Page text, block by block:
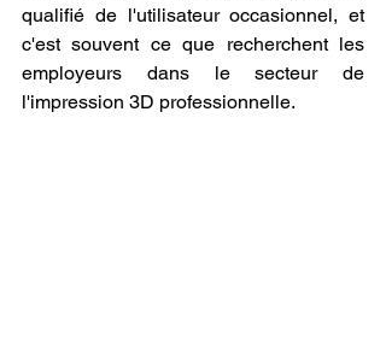
qualifié de l'utilisateur occasionnel, et
c'est souvent ce que recherchent les
employeurs dans le secteur de
l'impression 3D professionnelle.